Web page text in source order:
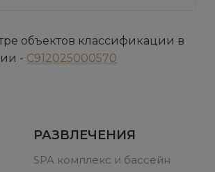
объектов классификации в
- С912025000570
РАЗВЛЕЧЕНИЯ
SPA комплекс и бассейн